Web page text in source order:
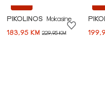
PIKOLINOS
Mokasine
183,95 KM 229,95 KM